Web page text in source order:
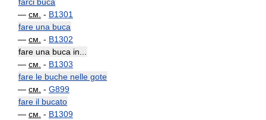
— см. - B1301
fare una buca
— см. - B1302
fare una buca in...
— см. - B1303
fare le buche nelle gote
— см. - G899
fare il bucato
— см. - B1309